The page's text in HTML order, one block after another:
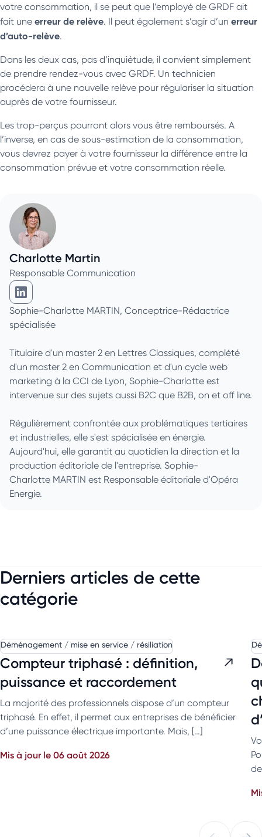
votre consommation, il se peut que l’employé de GRDF ait
fait une erreur de relève. Il peut également s’agir d’un erreur
d’auto-relève.
Dans les deux cas, pas d’inquiétude, il convient simplement
de prendre rendez-vous avec GRDF. Un technicien
procédera à une nouvelle relève pour régulariser la situation
auprès de votre fournisseur.
Les trop-perçus pourront alors vous être remboursés. A
l’inverse, en cas de sous-estimation de la consommation,
vous devrez payer à votre fournisseur la différence entre la
consommation prévue et votre consommation réelle.
Charlotte Martin
Responsable Communication
Charlotte Martin sur Linkedin
Sophie-Charlotte MARTIN, Conceptrice-Rédactrice
spécialisée
Titulaire d'un master 2 en Lettres Classiques, complété
d'un master 2 en Communication et d'un cycle web
marketing à la CCI de Lyon, Sophie-Charlotte est
intervenue sur des sujets aussi B2C que B2B, on et off line.
Régulièrement confrontée aux problématiques tertiaires
et industrielles, elle s'est spécialisée en énergie.
Aujourd'hui, elle garantit au quotidien la direction et la
production éditoriale de l'entreprise. Sophie-
Charlotte MARTIN est Responsable éditoriale d'Opéra
Energie.
Derniers articles de cette
catégorie
Déménagement / mise en service / résiliation
Compteur triphasé : définition,
puissance et raccordement
La majorité des professionnels dispose d’un compteur
triphasé. En effet, il permet aux entreprises de bénéficier
d’une puissance électrique importante. Mais, […]
Mis à jour le 06 août 2026